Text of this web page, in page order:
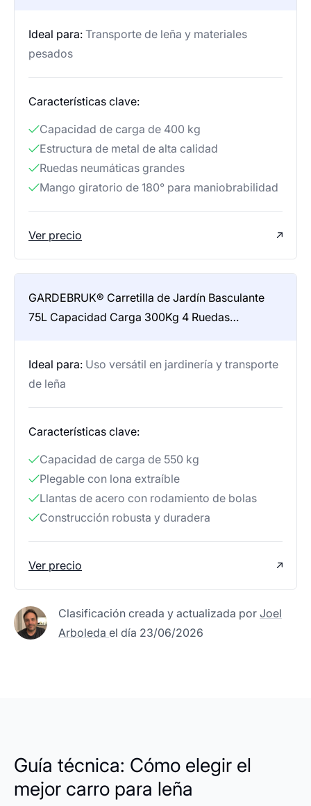
Ideal para: Transporte de leña y materiales
pesados
Características clave:
Capacidad de carga de 400 kg
Estructura de metal de alta calidad
Ruedas neumáticas grandes
Mango giratorio de 180° para maniobrabilidad
Ver precio
GARDEBRUK® Carretilla de Jardín Basculante
75L Capacidad Carga 300Kg 4 Ruedas
Ideal para: Uso versátil en jardinería y transporte
de leña
Características clave:
Capacidad de carga de 550 kg
Plegable con lona extraíble
Llantas de acero con rodamiento de bolas
Construcción robusta y duradera
Ver precio
Clasificación creada y actualizada por Joel
Arboleda el día 23/06/2026
Guía técnica: Cómo elegir el
mejor carro para leña